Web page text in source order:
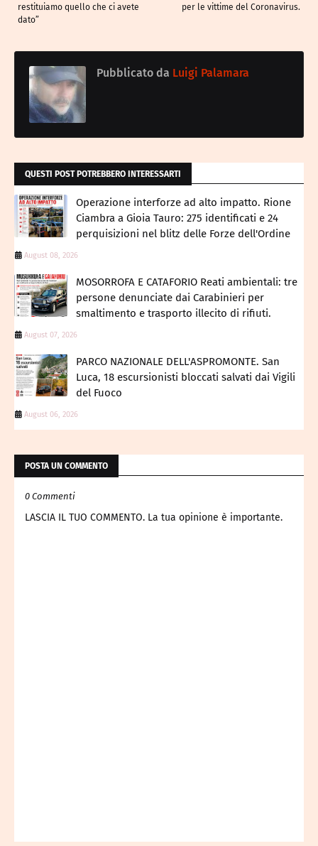
per le vittime del Coronavirus.
restituiamo quello che ci avete
dato”
Pubblicato da Luigi Palamara
QUESTI POST POTREBBERO INTERESSARTI
Operazione interforze ad alto impatto. Rione
Ciambra a Gioia Tauro: 275 identificati e 24
perquisizioni nel blitz delle Forze dell'Ordine
August 08, 2026
MOSORROFA E CATAFORIO Reati ambientali: tre
persone denunciate dai Carabinieri per
smaltimento e trasporto illecito di rifiuti.
August 07, 2026
PARCO NAZIONALE DELL'ASPROMONTE. San
Luca, 18 escursionisti bloccati salvati dai Vigili
del Fuoco
August 06, 2026
POSTA UN COMMENTO
0 Commenti
LASCIA IL TUO COMMENTO. La tua opinione è importante.